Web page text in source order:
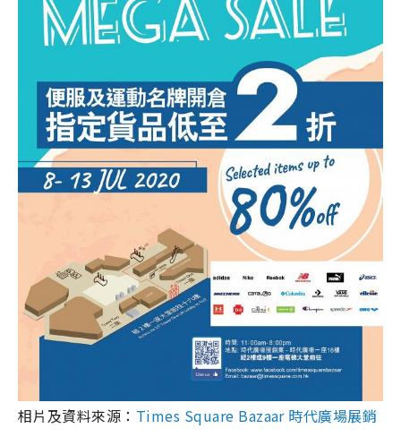
相片及資料來源： Times Square Bazaar 時代廣場展銷